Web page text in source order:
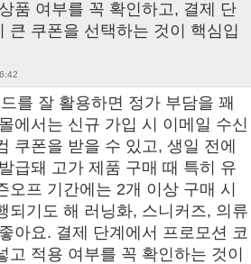
품 여부를 꼭 확인하고, 결제 단
큰 쿠폰을 선택하는 것이 핵심입
를 잘 활용하면 정가 부담을 꽤
에서는 신규 가입 시 이메일 수신
쿠폰을 받을 수 있고, 생일 전에
급돼 고가 제품 구매 때 특히 유
오프 기간에는 2개 이상 구매 시
되기도 해 러닝화, 스니커즈, 의류
아요. 결제 단계에서 프로모션 코
고 적용 여부를 꼭 확인하는 것이